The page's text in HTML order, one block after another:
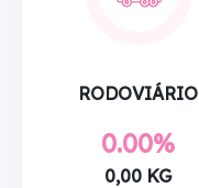
RODOVIÁRIO
0.00%
0,00 KG